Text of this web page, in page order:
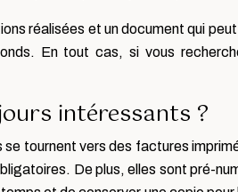
réalisées et un document qui
En tout cas, si vous
intéressants ?
tournent vers des factures
De plus, elles sont pré-